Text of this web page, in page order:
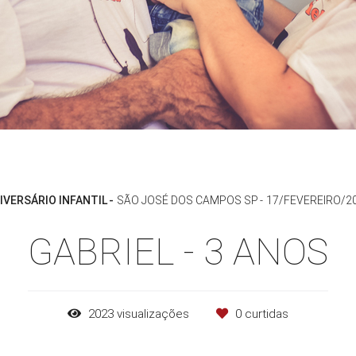
INFANTIL SÃO JOSÉ DOS CAMPOS SP 17/FEVEREIRO/
GABRIEL - 3 ANOS
2023 visualizações 0 curtidas